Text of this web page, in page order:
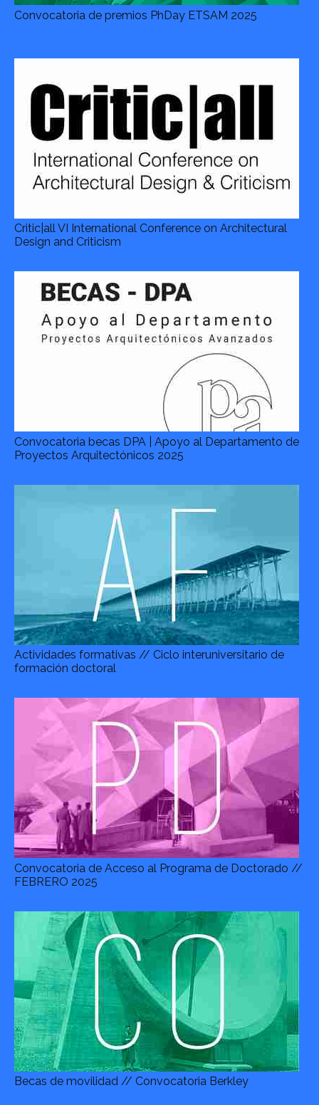
Convocatoria de premios PhDay ETSAM 2025
Critic|all VI International Conference on Architectural
Design and Criticism
Convocatoria becas DPA | Apoyo al Departamento de
Proyectos Arquitectónicos 2025
Actividades formativas // Ciclo interuniversitario de
formación doctoral
Convocatoria de Acceso al Programa de Doctorado //
FEBRERO 2025
Becas de movilidad // Convocatoria Berkley